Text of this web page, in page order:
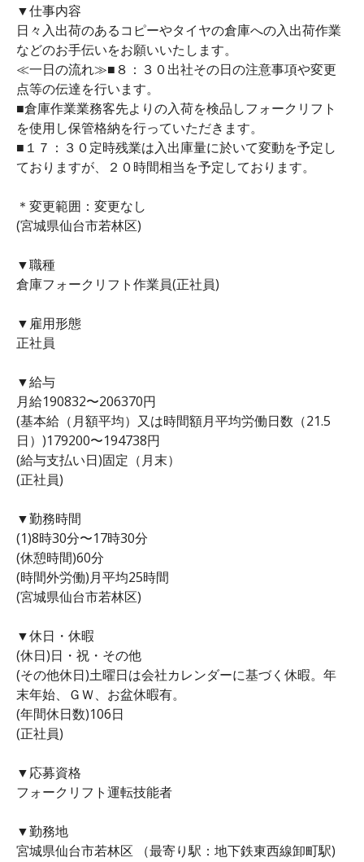
▼仕事内容
日々入出荷のあるコピーやタイヤの倉庫への入出荷作業
などのお手伝いをお願いいたします。
≪一日の流れ≫■８：３０出社その日の注意事項や変更
点等の伝達を行います。
■倉庫作業業務客先よりの入荷を検品しフォークリフト
を使用し保管格納を行っていただきます。
■１７：３０定時残業は入出庫量に於いて変動を予定し
ておりますが、２０時間相当を予定しております。
＊変更範囲：変更なし
(宮城県仙台市若林区)
▼職種
倉庫フォークリフト作業員(正社員)
▼雇用形態
正社員
▼給与
月給190832〜206370円
(基本給（月額平均）又は時間額月平均労働日数（21.5
日）)179200〜194738円
(給与支払い日)固定（月末）
(正社員)
▼勤務時間
(1)8時30分〜17時30分
(休憩時間)60分
(時間外労働)月平均25時間
(宮城県仙台市若林区)
▼休日・休暇
(休日)日・祝・その他
(その他休日)土曜日は会社カレンダーに基づく休暇。年
末年始、ＧＷ、お盆休暇有。
(年間休日数)106日
(正社員)
▼応募資格
フォークリフト運転技能者
▼勤務地
宮城県仙台市若林区 （最寄り駅：地下鉄東西線卸町駅)